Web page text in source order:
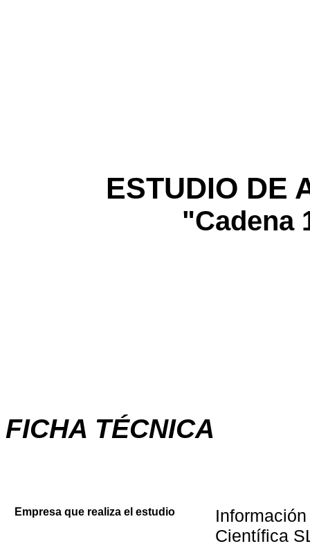
ESTUDIO DE
"Cadena
FICHA TÉCNICA
Empresa que realiza el estudio
Científica